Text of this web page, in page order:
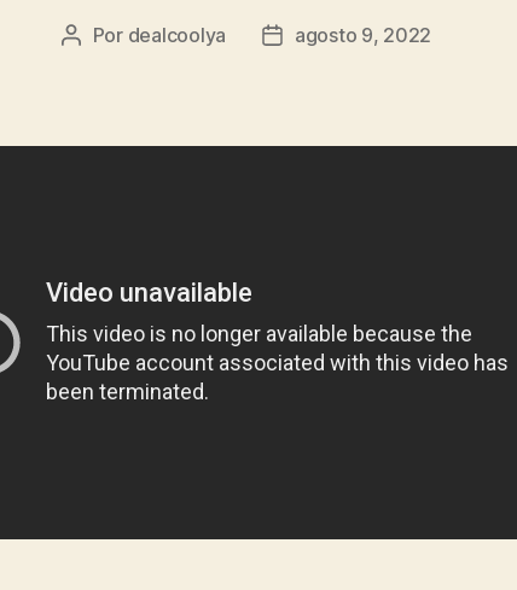
Autor
Por dealcoolya
Fechaagosto 9, 2022